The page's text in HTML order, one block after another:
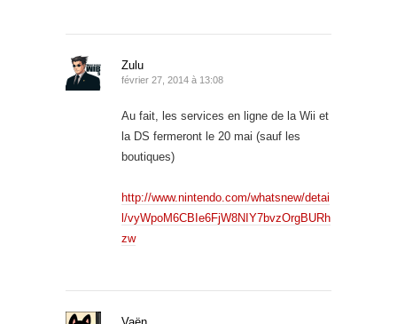
Zulu
février 27, 2014 à 13:08
Au fait, les services en ligne de la Wii et
la DS fermeront le 20 mai (sauf les
boutiques)
http://www.nintendo.com/whatsnew/detai
l/vyWpoM6CBIe6FjW8NIY7bvzOrgBURh
zw